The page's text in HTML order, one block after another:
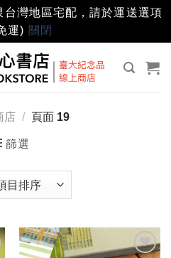
灣地區宅配，請於運送選項
運) 關閉
店 / 頁面 19
篩選